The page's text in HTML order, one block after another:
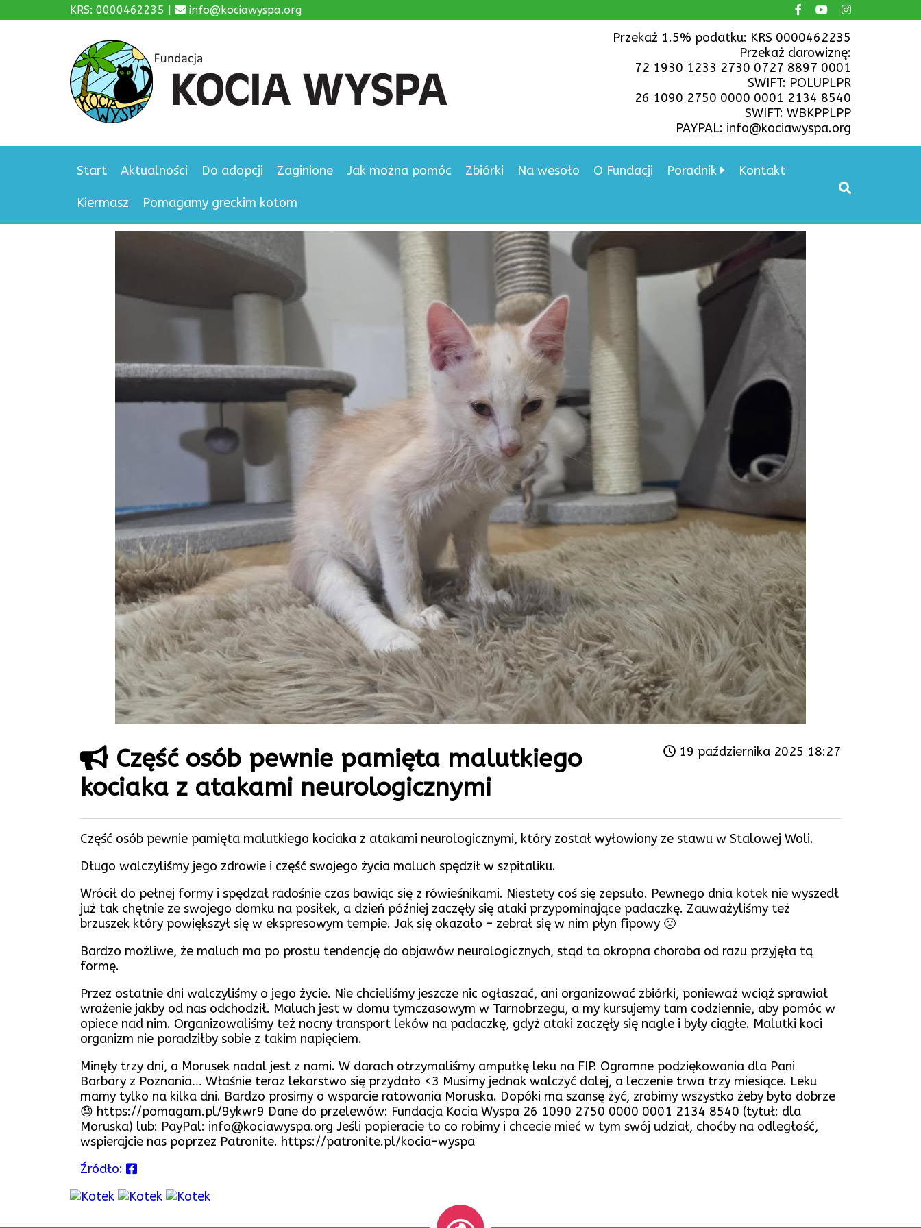
KRS: 0000462235 | info@kociawyspa.org
Przekaż 1.5% podatku: KRS 0000462235
Przekaż darowiznę:
72 1930 1233 2730 0727 8897 0001
SWIFT: POLUPLPR
26 1090 2750 0000 0001 2134 8540
SWIFT: WBKPPLPP
PAYPAL: info@kociawyspa.org
Start Aktualności Do adopcji Zaginione Jak można pomóc Zbiórki Na wesoło O Fundacji Poradnik Kontakt
Kiermasz Pomagamy greckim kotom
19 października 2025 18:27
Część osób pewnie pamięta malutkiego
kociaka z atakami neurologicznymi
Część osób pewnie pamięta malutkiego kociaka z atakami neurologicznymi, który został wyłowiony ze stawu w Stalowej Woli.
Długo walczyliśmy jego zdrowie i część swojego życia maluch spędził w szpitaliku.
Wrócił do pełnej formy i spędzał radośnie czas bawiąc się z rówieśnikami. Niestety coś się zepsuło. Pewnego dnia kotek nie wyszedł
już tak chętnie ze swojego domku na posiłek, a dzień później zaczęły się ataki przypominające padaczkę. Zauważyliśmy też
brzuszek który powiększył się w ekspresowym tempie. Jak się okazało – zebrał się w nim płyn fipowy 🙁
Bardzo możliwe, że maluch ma po prostu tendencję do objawów neurologicznych, stąd ta okropna choroba od razu przyjęła tą
formę.
Przez ostatnie dni walczyliśmy o jego życie. Nie chcieliśmy jeszcze nic ogłaszać, ani organizować zbiórki, ponieważ wciąż sprawiał
wrażenie jakby od nas odchodził. Maluch jest w domu tymczasowym w Tarnobrzegu, a my kursujemy tam codziennie, aby pomóc w
opiece nad nim. Organizowaliśmy też nocny transport leków na padaczkę, gdyż ataki zaczęły się nagle i były ciągłe. Malutki koci
organizm nie poradziłby sobie z takim napięciem.
Minęły trzy dni, a Morusek nadal jest z nami. W darach otrzymaliśmy ampułkę leku na FIP. Ogromne podziękowania dla Pani
Barbary z Poznania… Właśnie teraz lekarstwo się przydało <3 Musimy jednak walczyć dalej, a leczenie trwa trzy miesiące. Leku
mamy tylko na kilka dni. Bardzo prosimy o wsparcie ratowania Moruska. Dopóki ma szansę żyć, zrobimy wszystko żeby było dobrze
😓 https://pomagam.pl/9ykwr9 Dane do przelewów: Fundacja Kocia Wyspa 26 1090 2750 0000 0001 2134 8540 (tytuł: dla
Moruska) lub: PayPal: info@kociawyspa.org Jeśli popieracie to co robimy i chcecie mieć w tym swój udział, choćby na odległość,
wspierajcie nas poprzez Patronite. https://patronite.pl/kocia-wyspa
Źródło: